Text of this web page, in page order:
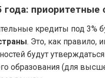
приоритетные
кредиты под 3%
. Это, как правило,
будут
образования (для